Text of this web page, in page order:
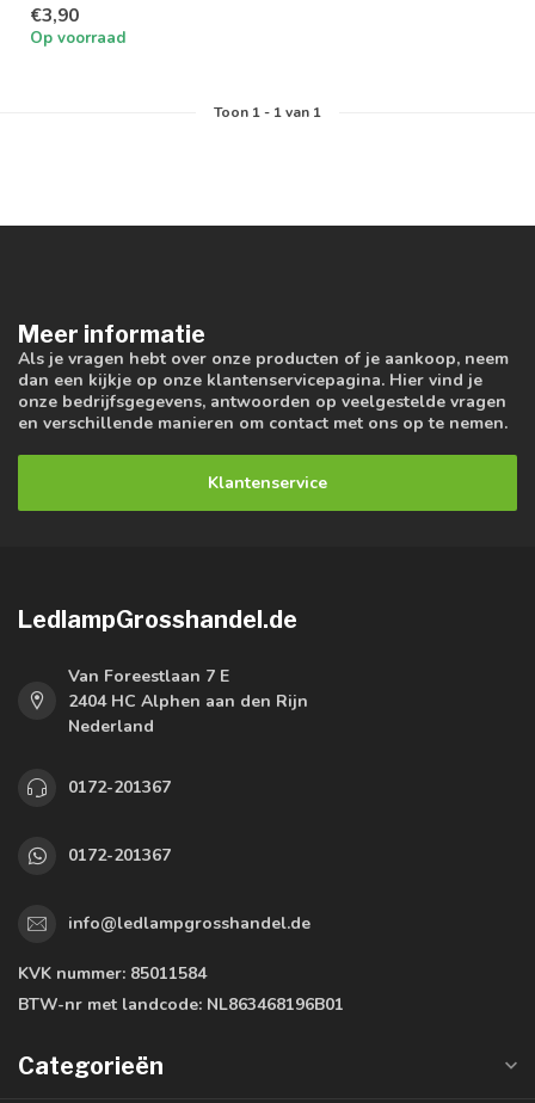
dimbaar m...
€3,90
Op voorraad
Toon 1- 1van 1
Meer informatie
Als je vragen hebt over onze producten of je aankoop, neem
dan een kijkje op onze klantenservicepagina. Hier vind je
onze bedrijfsgegevens, antwoorden op veelgestelde vragen
en verschillende manieren om contact met ons op te nemen.
Klantenservice
LedlampGrosshandel.de
Van Foreestlaan 7 E
2404 HC Alphen aan den Rijn
Nederland
0172-201367
0172-201367
info@ledlampgrosshandel.de
KVK nummer: 85011584
BTW-nr met landcode: NL863468196B01
Categorieën